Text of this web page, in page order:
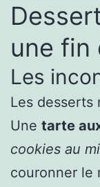
une fin
Les
Les desserts
Une tarte
cookies au
couronner le